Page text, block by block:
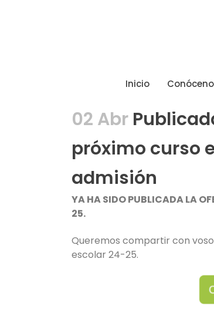
Inicio
02 Abr
próximo curso
admisión
YA HA SIDO PUBLICADA LA
25.
Queremos compartir con
escolar 24-25.